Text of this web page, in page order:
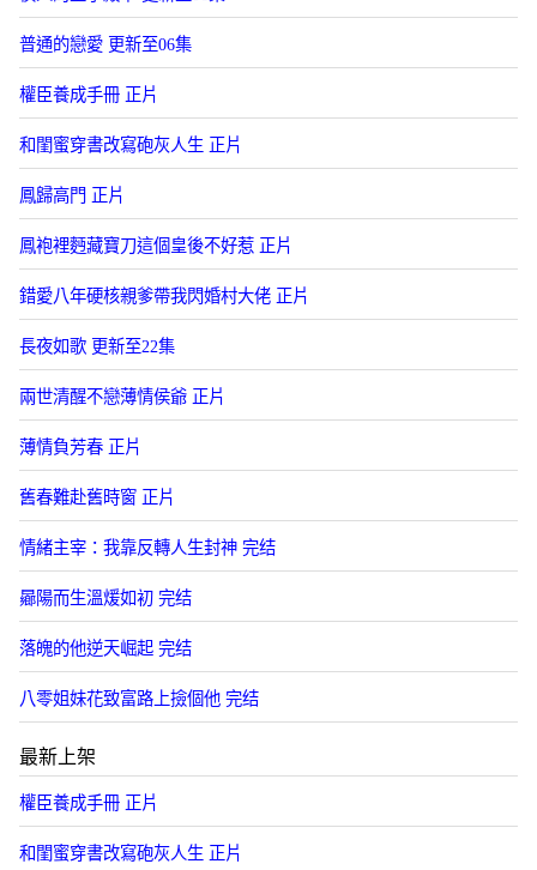
普通的戀愛 更新至06集
權臣養成手冊 正片
和閨蜜穿書改寫砲灰人生 正片
鳳歸高門 正片
鳳袍裡麪藏寶刀這個皇後不好惹 正片
錯愛八年硬核親爹帶我閃婚村大佬 正片
長夜如歌 更新至22集
兩世清醒不戀薄情侯爺 正片
薄情負芳春 正片
舊春難赴舊時窗 正片
情緒主宰：我靠反轉人生封神 完结
曏陽而生溫煖如初 完结
落魄的他逆天崛起 完结
八零姐妹花致富路上撿個他 完结
最新上架
權臣養成手冊 正片
和閨蜜穿書改寫砲灰人生 正片